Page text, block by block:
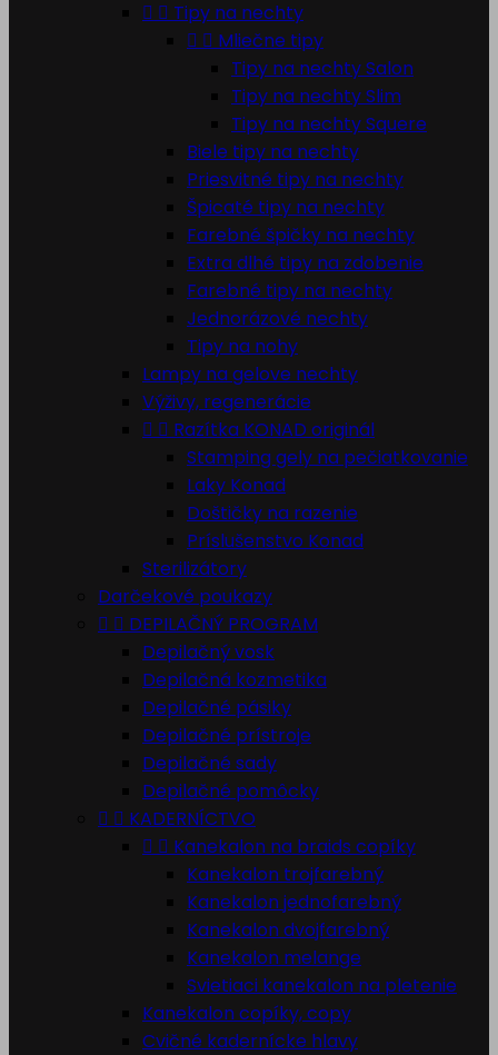
  Tipy na nechty
  Mliečne tipy
Tipy na nechty Salon
Tipy na nechty Slim
Tipy na nechty Squere
Biele tipy na nechty
Priesvitné tipy na nechty
Špicaté tipy na nechty
Farebné špičky na nechty
Extra dlhé tipy na zdobenie
Farebné tipy na nechty
Jednorázové nechty
Tipy na nohy
Lampy na gelove nechty
Výživy, regenerácie
  Razítka KONAD originál
Stamping gely na pečiatkovanie
Laky Konad
Doštičky na razenie
Príslušenstvo Konad
Sterilizátory
Darčekové poukazy
  DEPILAČNÝ PROGRAM
Depilačný vosk
Depilačná kozmetika
Depilačné pásiky
Depilačné prístroje
Depilačné sady
Depilačné pomôcky
  KADERNÍCTVO
  Kanekalon na braids copíky
Kanekalon trojfarebný
Kanekalon jednofarebný
Kanekalon dvojfarebný
Kanekalon melange
Svietiaci kanekalon na pletenie
Kanekalon copíky, copy
Cvičné kadernícke hlavy